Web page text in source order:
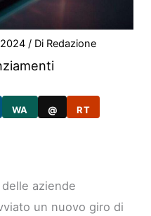
2024/ Di Redazione
WA @ RT
aziende
un nuovo giro di